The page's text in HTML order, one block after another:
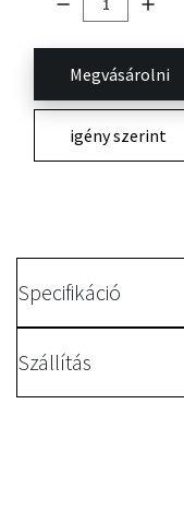
Megvásárolni
igény szerint
Specifikáció
Szállítás